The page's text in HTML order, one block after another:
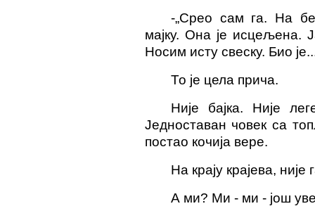
-„Срео сам га. На
мајку. Она је
Носим исту свеску. Био
То је цела прича.
Није бајка. Није
Једноставан човек са
постао кочија вере.
На крају крајева,
А ми? Ми - ми - још